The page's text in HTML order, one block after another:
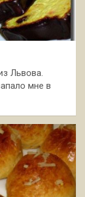
Львова.
мне в